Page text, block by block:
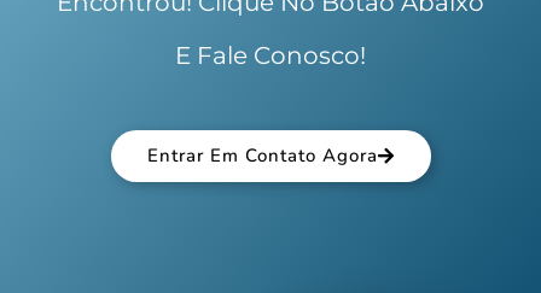
E Fale Conosco!
Entrar Em Contato Agora